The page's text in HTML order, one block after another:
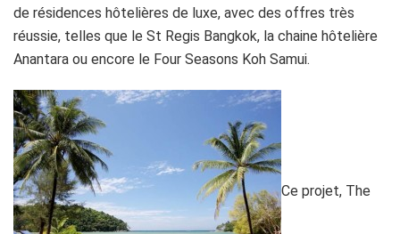
de résidences hôtelières de luxe, avec des offres très
réussie, telles que le St Regis Bangkok, la chaine hôtelière
Anantara ou encore le Four Seasons Koh Samui.
Ce projet, The